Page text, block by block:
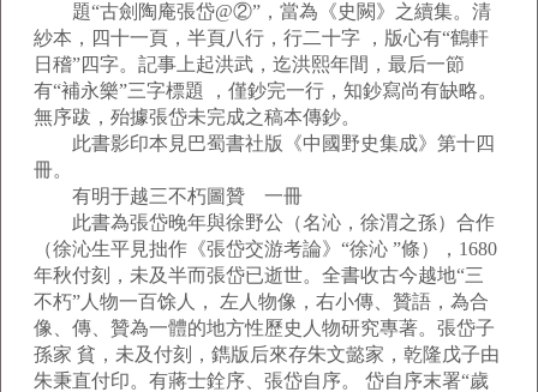
題“古劍陶庵張岱@②”，當為《史闕》之續集。清
紗本，四十一頁，半頁八行，行二十字 ，版心有“鶴軒
日稽”四字。記事上起洪武，迄洪熙年間，最后一節
有“補永樂”三字標題 ，僅鈔完一行，知鈔寫尚有缺略。
無序跋，殆據張岱未完成之稿本傳鈔。
此書影印本見巴蜀書社版《中國野史集成》第十四
冊。
有明于越三不朽圖贊 一冊
此書為張岱晚年與徐野公（名沁，徐渭之孫）合作
（徐沁生平見拙作《張岱交游考論》“徐沁 ”條），1680
年秋付刻，未及半而張岱已逝世。全書收古今越地“三
不朽”人物一百馀人， 左人物像，右小傳、贊語，為合
像、傳、贊為一體的地方性歷史人物研究專著。張岱子
孫家 貧，未及付刻，鐫版后來存朱文懿家，乾隆戊子由
朱秉直付印。有蔣士銓序、張岱自序。 岱自序末署“歲